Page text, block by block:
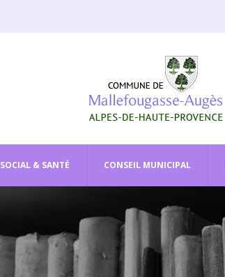
SOCIAL & SANTÉ CONSEIL MUNICIPAL